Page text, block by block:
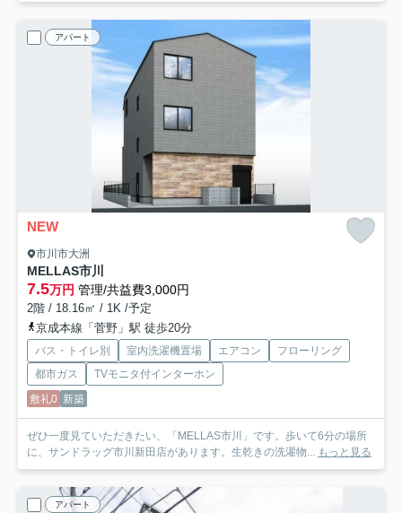
アパート
NEW
市川市大洲
MELLAS市川
7.5万円 管理/共益費3,000円
2階 / 18.16㎡ / 1K /予定
京成本線「菅野」駅 徒歩20分
バス・トイレ別 室内洗濯機置場 エアコン
フローリング
都市ガス
TVモニタ付インターホン
敷礼0 新築
ぜひ一度見ていただきたい、「MELLAS市川」です。歩いて6分の場所
に、サンドラッグ市川新田店があります。生乾きの洗濯物... もっと見る
アパート